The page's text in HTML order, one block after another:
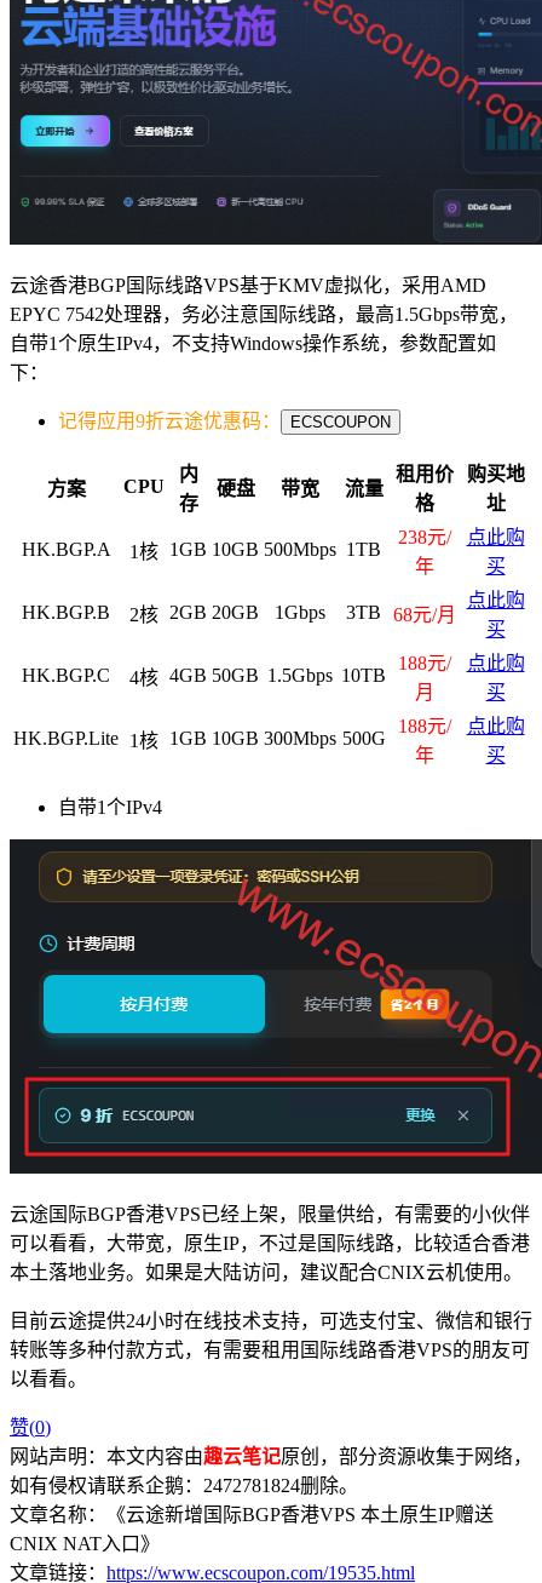
云途香港BGP国际线路VPS基于KMV虚拟化，采用AMD
EPYC 7542处理器，务必注意国际线路，最高1.5Gbps带宽，
自带1个原生IPv4，不支持Windows操作系统，参数配置如
下：
记得应用9折云途优惠码： ECSCOUPON
方案 CPU
内
存
硬盘 带宽 流量
租用价
格
购买地
址
HK.BGP.A 1核 1GB 10GB 500Mbps 1TB
238元/
年
点此购
买
HK.BGP.B 2核 2GB 20GB 1Gbps 3TB 68元/月
点此购
买
HK.BGP.C 4核 4GB 50GB 1.5Gbps 10TB
188元/
月
点此购
买
HK.BGP.Lite 1核 1GB 10GB 300Mbps 500G
188元/
年
点此购
买
自带1个IPv4
云途国际BGP香港VPS已经上架，限量供给，有需要的小伙伴
可以看看，大带宽，原生IP，不过是国际线路，比较适合香港
本土落地业务。如果是大陆访问，建议配合CNIX云机使用。
目前云途提供24小时在线技术支持，可选支付宝、微信和银行
转账等多种付款方式，有需要租用国际线路香港VPS的朋友可
以看看。
赞(0)
网站声明：本文内容由趣云笔记原创，部分资源收集于网络，
如有侵权请联系企鹅：2472781824删除。
文章名称：《云途新增国际BGP香港VPS 本土原生IP赠送
CNIX NAT入口》
文章链接： https://www.ecscoupon.com/19535.html